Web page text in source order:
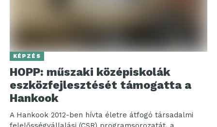
KÉPZÉS
HOPP: műszaki középiskolák
eszközfejlesztését támogatta a
Hankook
A Hankook 2012-ben hívta életre átfogó társadalmi